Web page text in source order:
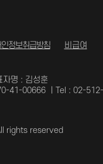
인정보취급방침 비급여
자명 : 김성훈
41-00666 ㅣ Tel : 02-
rights reserved